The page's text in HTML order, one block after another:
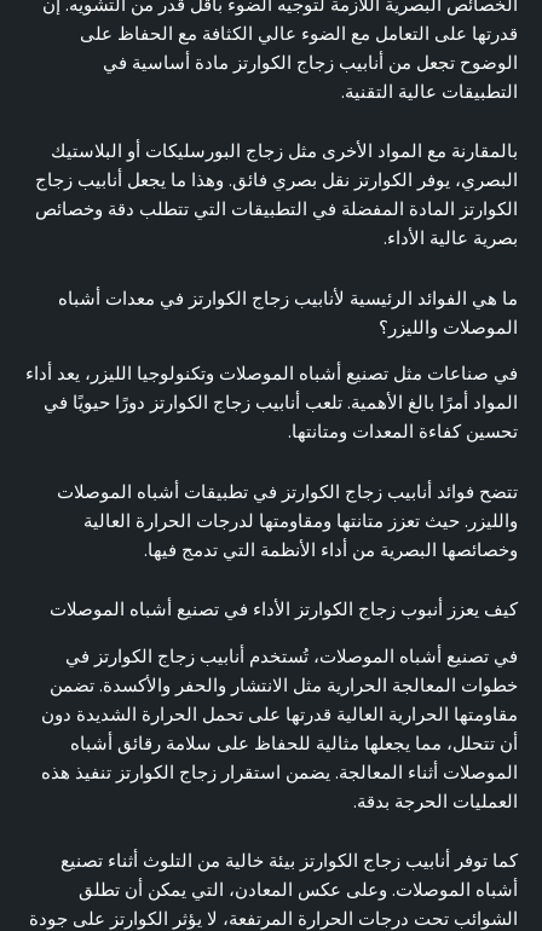
قدرتها على التعامل مع الضوء عالي الكثافة مع الحفاظ على
الوضوح تجعل من أنابيب زجاج الكوارتز مادة أساسية في
التطبيقات عالية التقنية.
بالمقارنة مع المواد الأخرى مثل زجاج البورسليكات أو البلاستيك
البصري، يوفر الكوارتز نقل بصري فائق. وهذا ما يجعل أنابيب زجاج
الكوارتز المادة المفضلة في التطبيقات التي تتطلب دقة وخصائص
بصرية عالية الأداء.
ما هي الفوائد الرئيسية لأنابيب زجاج الكوارتز في معدات أشباه
الموصلات والليزر؟
في صناعات مثل تصنيع أشباه الموصلات وتكنولوجيا الليزر، يعد أداء
المواد أمرًا بالغ الأهمية. تلعب أنابيب زجاج الكوارتز دورًا حيويًا في
تحسين كفاءة المعدات ومتانتها.
تتضح فوائد أنابيب زجاج الكوارتز في تطبيقات أشباه الموصلات
والليزر. حيث تعزز متانتها ومقاومتها لدرجات الحرارة العالية
وخصائصها البصرية من أداء الأنظمة التي تدمج فيها.
كيف يعزز أنبوب زجاج الكوارتز الأداء في تصنيع أشباه الموصلات
في تصنيع أشباه الموصلات، تُستخدم أنابيب زجاج الكوارتز في
خطوات المعالجة الحرارية مثل الانتشار والحفر والأكسدة. تضمن
مقاومتها الحرارية العالية قدرتها على تحمل الحرارة الشديدة دون
أن تتحلل، مما يجعلها مثالية للحفاظ على سلامة رقائق أشباه
الموصلات أثناء المعالجة. يضمن استقرار زجاج الكوارتز تنفيذ هذه
العمليات الحرجة بدقة.
كما توفر أنابيب زجاج الكوارتز بيئة خالية من التلوث أثناء تصنيع
أشباه الموصلات. وعلى عكس المعادن، التي يمكن أن تطلق
الشوائب تحت درجات الحرارة المرتفعة، لا يؤثر الكوارتز على جودة